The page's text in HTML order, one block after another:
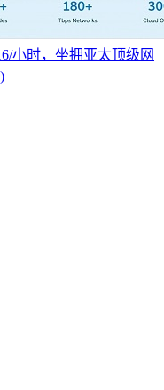
小时，坐拥亚太顶级网